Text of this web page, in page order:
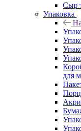
Сыр
Упаковка
для